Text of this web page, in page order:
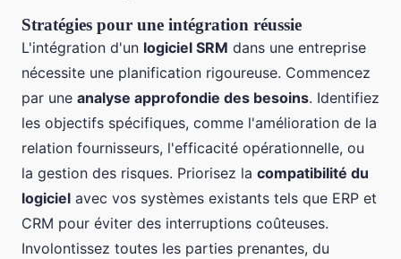
Stratégies pour une intégration réussie
L'intégration d'un logiciel SRM dans une entreprise
nécessite une planification rigoureuse. Commencez
par une analyse approfondie des besoins. Identifiez
les objectifs spécifiques, comme l'amélioration de la
relation fournisseurs, l'efficacité opérationnelle, ou
la gestion des risques. Priorisez la compatibilité du
logiciel avec vos systèmes existants tels que ERP et
CRM pour éviter des interruptions coûteuses.
Involontissez toutes les parties prenantes, du